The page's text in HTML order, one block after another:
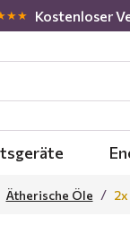
Kostenloser
Ätherische Öle